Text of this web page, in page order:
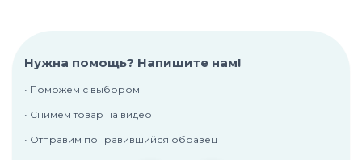
Нужна помощь? Напишите нам!
• Поможем с выбором
• Снимем товар на видео
• Отправим понравившийся образец